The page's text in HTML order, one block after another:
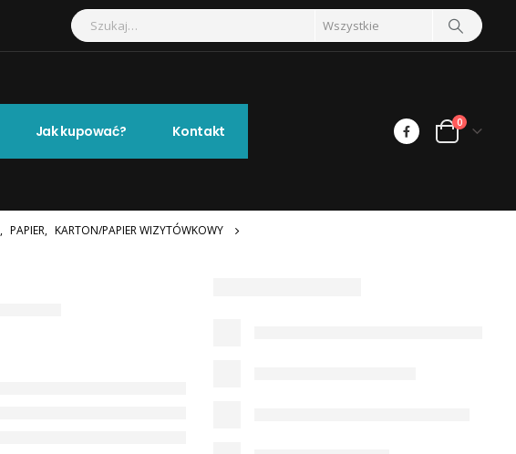
Jak kupować? Kontakt 0
, PAPIER, KARTON/PAPIER WIZYTÓWKOWY